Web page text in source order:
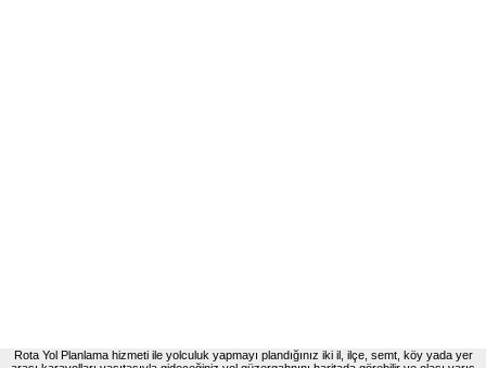
Rota Yol Planlama hizmeti ile yolculuk yapmayı plandığınız iki il, ilçe, semt, köy yada yer